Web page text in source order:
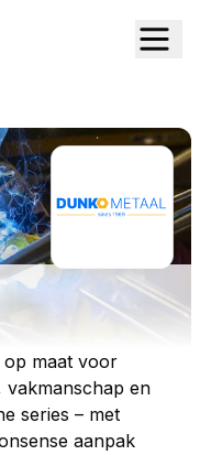
op maat voor
vakmanschap en
series – met
aanpak